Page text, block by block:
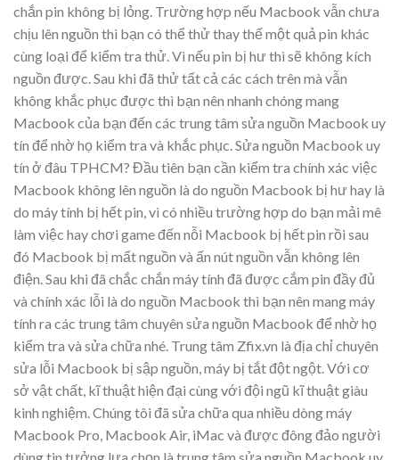
chắn pin không bị lỏng. Trường hợp nếu Macbook vẫn chưa
chịu lên nguồn thì bạn có thể thử thay thế một quả pin khác
cùng loại để kiểm tra thử. Vì nếu pin bị hư thì sẽ không kích
nguồn được. Sau khi đã thử tất cả các cách trên mà vẫn
không khắc phục được thì bạn nên nhanh chóng mang
Macbook của bạn đến các trung tâm sửa nguồn Macbook uy
tín để nhờ họ kiểm tra và khắc phục. Sửa nguồn Macbook uy
tín ở đâu TPHCM? Đầu tiên bạn cần kiểm tra chính xác việc
Macbook không lên nguồn là do nguồn Macbook bị hư hay là
do máy tính bị hết pin, vì có nhiều trường hợp do bạn mải mê
làm việc hay chơi game đến nỗi Macbook bị hết pin rồi sau
đó Macbook bị mất nguồn và ấn nút nguồn vẫn không lên
điện. Sau khi đã chắc chắn máy tính đã được cắm pin đầy đủ
và chính xác lỗi là do nguồn Macbook thì bạn nên mang máy
tính ra các trung tâm chuyên sửa nguồn Macbook để nhờ họ
kiểm tra và sửa chữa nhé. Trung tâm Zfix.vn là địa chỉ chuyên
sửa lỗi Macbook bị sập nguồn, máy bị tắt đột ngột. Với cơ
sở vật chất, kĩ thuật hiện đại cùng với đội ngũ kĩ thuật giàu
kinh nghiệm. Chúng tôi đã sửa chữa qua nhiều dòng máy
Macbook Pro, Macbook Air, iMac và được đông đảo người